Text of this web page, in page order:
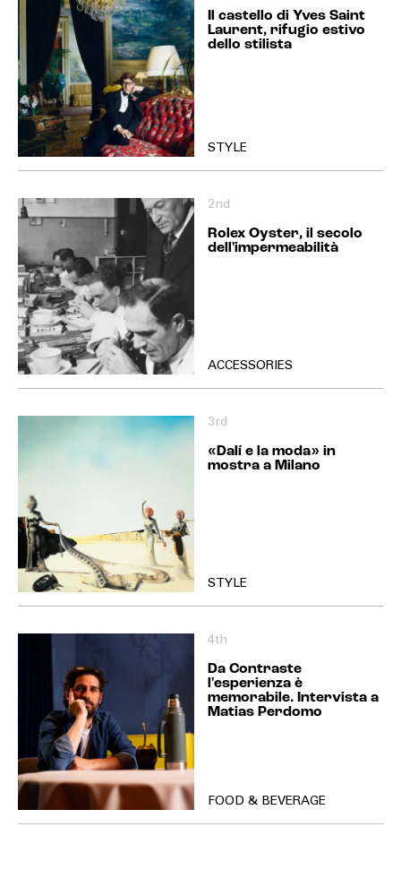
Il castello di Yves Saint
Laurent, rifugio estivo
dello stilista
STYLE
2nd
Rolex Oyster, il secolo
dell'impermeabilità
ACCESSORIES
3rd
«Dalí e la moda» in
mostra a Milano
STYLE
4th
Da Contraste
l'esperienza è
memorabile. Intervista a
Matias Perdomo
FOOD & BEVERAGE